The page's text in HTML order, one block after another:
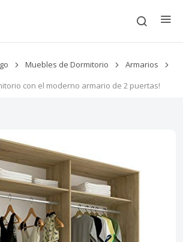
Muebles de Dormitorio
Armarios
con el moderno armario de 2 puertas!